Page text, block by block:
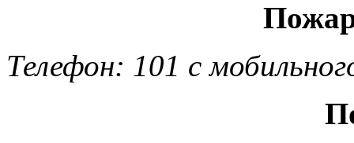
Телефон: 101 с